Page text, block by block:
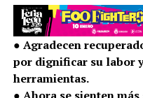
● Agradecen
por dignificar su labor
herramientas.
● Ahora se sienten